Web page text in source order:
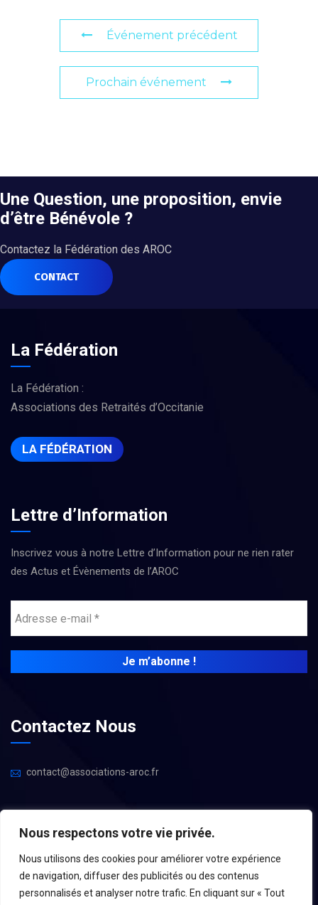
Nous respectons votre vie privée.
Nous utilisons des cookies pour améliorer votre expérience
de navigation, diffuser des publicités ou des contenus
personnalisés et analyser notre trafic. En cliquant sur « Tout
Événement précédent
Prochain événement
Une Question, une proposition, envie
d’être Bénévole ?
Contactez la Fédération des AROC
CONTACT
La Fédération
La Fédération :
Associations des Retraités d’Occitanie
LA FÉDÉRATION
Lettre d’Information
Inscrivez vous à notre Lettre d’Information pour ne rien rater
des Actus et Évènements de l’AROC
Contactez Nous
contact@associations-aroc.fr